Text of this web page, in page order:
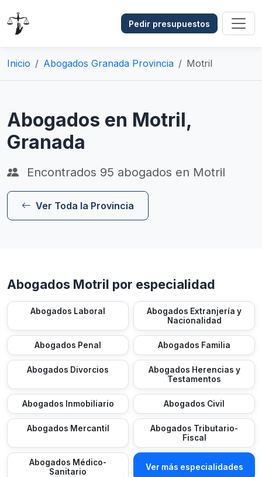
Pedir presupuestos
Inicio Abogados Granada Provincia Motril
Abogados en Motril,
Granada
Encontrados 95 abogados en Motril
Ver Toda la Provincia
Abogados Motril por especialidad
Abogados Laboral
Abogados Extranjería y
Nacionalidad
Abogados Penal Abogados Familia
Abogados Divorcios
Abogados Herencias y
Testamentos
Abogados Inmobiliario Abogados Civil
Abogados Mercantil
Abogados Tributario-
Fiscal
Abogados Médico-
Sanitario
Ver más especialidades